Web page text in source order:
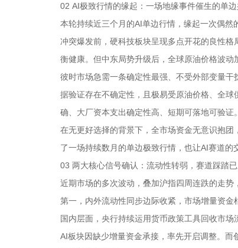
02 AI极致行情的缘起：一场地缘事件催生的单边
本轮持续近三个月的AI单边行情，缘起一次偶然
冲突爆发前，硬科技板块呈现多点开花的良性
衡健康。但中东局势升级后，全球原油价格波动
彼时市场急需一条确定性最强、不受外部变量
据验证存在不确定性，且极易受原油价格、全
确、大厂资本支出确定性高、短期可落地可验证。
在无更好选择的背景下，全市场资金无意识抱
了一场持续数月的单边极致行情，也让AI赛道的
03 两大核心信号确认：流动性转弱，赛道踩踏
近期市场的多次波动，叠加沪指四周连跌的走势
第一，内外流动性同步边际收紧，市场增量资金
国内层面，央行持续运用货币政策工具回收市
AI板块因缺少增量资金承接，率先开启调整。